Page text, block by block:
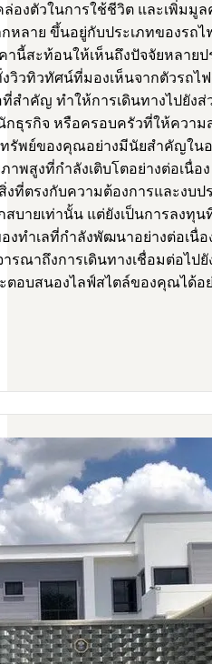
องตัวในการใช้ชีวิต และเพิ่มมู
ลาย ขึ้นอยู่กับประเภทของรถไ
านี้สะท้อนให้เห็นถึงปัจจัยหลา
วิวทิวทัศน์ที่มองเห็นจากตัวรถ
สำคัญ ทำให้การเดินทางไปยัง
กธุรกิจ หรือครอบครัวที่ให้คว
รัพย์ของคุณอย่างมีนัยสำคัญใน
าพสูงที่กำลังเติบโตอย่างต่อเ
งที่ตรงกับความต้องการและง
สบายเท่านั้น แต่ยังเป็นการลง
ทำเลที่กำลังพัฒนาอย่างต่อเนื่
รณาถึงการเดินทางเชื่อมต่อไ
ตอบสนองไลฟ์สไตล์ของคุณได้อ